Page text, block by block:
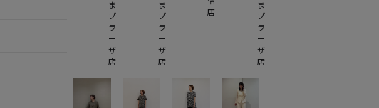
ま
プ
ラ
ー
ザ
店
ま
プ
ラ
ー
ザ
店
店
ま
プ
ラ
ー
ザ
店